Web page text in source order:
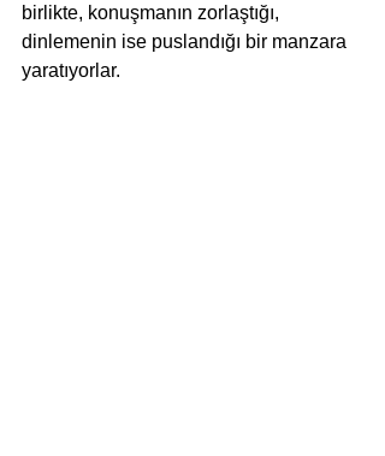
birlikte, konuşmanın zorlaştığı,
dinlemenin ise puslandığı bir manzara
yaratıyorlar.